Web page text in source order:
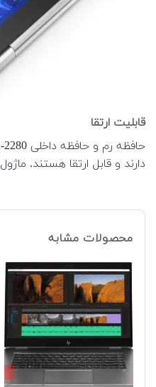
قابلیت ارتقا
دارند و قابل ارتقا هستند. ماژول WLAN نیز قابل تعویض است.
محصولات مشابه